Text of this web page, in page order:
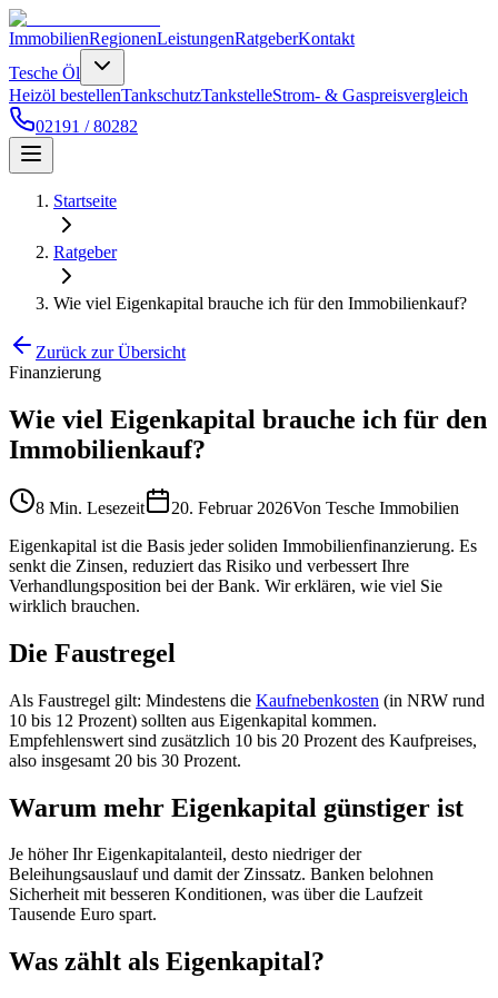
ImmobilienRegionenLeistungenRatgeberKontakt
Tesche Öl
Heizöl bestellenTankschutzTankstelleStrom- & Gaspreisvergleich
02191 / 80282
Startseite
Ratgeber
Wie viel Eigenkapital brauche ich für den Immobilienkauf?
Zurück zur Übersicht
Finanzierung
Wie viel Eigenkapital brauche ich für den
Immobilienkauf?
8 Min. Lesezeit 20. Februar 2026Von Tesche Immobilien
Eigenkapital ist die Basis jeder soliden Immobilienfinanzierung. Es
senkt die Zinsen, reduziert das Risiko und verbessert Ihre
Verhandlungsposition bei der Bank. Wir erklären, wie viel Sie
wirklich brauchen.
Die Faustregel
Als Faustregel gilt: Mindestens die Kaufnebenkosten (in NRW rund
10 bis 12 Prozent) sollten aus Eigenkapital kommen.
Empfehlenswert sind zusätzlich 10 bis 20 Prozent des Kaufpreises,
also insgesamt 20 bis 30 Prozent.
Warum mehr Eigenkapital günstiger ist
Je höher Ihr Eigenkapitalanteil, desto niedriger der
Beleihungsauslauf und damit der Zinssatz. Banken belohnen
Sicherheit mit besseren Konditionen, was über die Laufzeit
Tausende Euro spart.
Was zählt als Eigenkapital?